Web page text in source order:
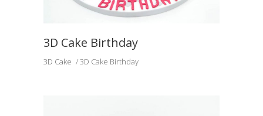
3D Cake Birthday
3D Cake 3D Cake Birthday